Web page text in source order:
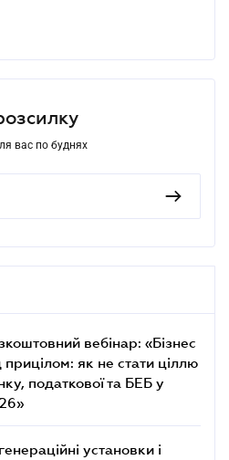
вас по буднях
вебінар: «Бізнес
прицілом: як не стати ціллю
податкової та БЕБ у
установки і